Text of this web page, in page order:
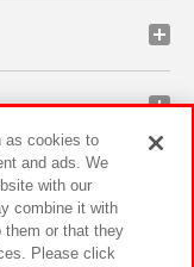
as cookies to
and ads. We
with our
combine it with
them or that they
Please click